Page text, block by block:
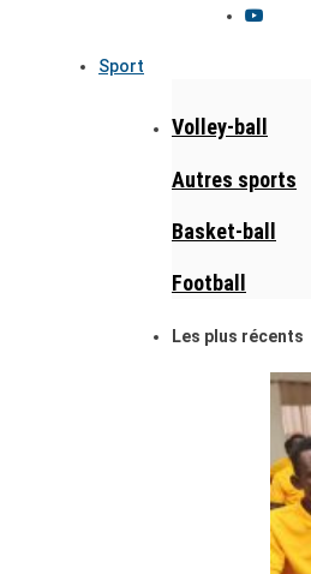
Sport
Volley-ball
Autres sports
Basket-ball
Football
Les plus récents